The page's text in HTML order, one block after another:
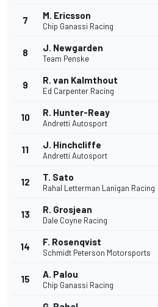
7 M. Ericsson
Chip Ganassi Racing
8 J. Newgarden
Team Penske
9 R. van Kalmthout
Ed Carpenter Racing
10 R. Hunter-Reay
Andretti Autosport
11 J. Hinchcliffe
Andretti Autosport
12 T. Sato
Rahal Letterman Lanigan Racing
13 R. Grosjean
Dale Coyne Racing
14 F. Rosenqvist
Schmidt Peterson Motorsports
15 A. Palou
Chip Ganassi Racing